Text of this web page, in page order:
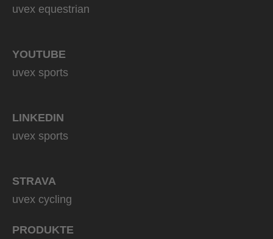
uvex equestrian
YOUTUBE
uvex sports
LINKEDIN
uvex sports
STRAVA
uvex cycling
PRODUKTE